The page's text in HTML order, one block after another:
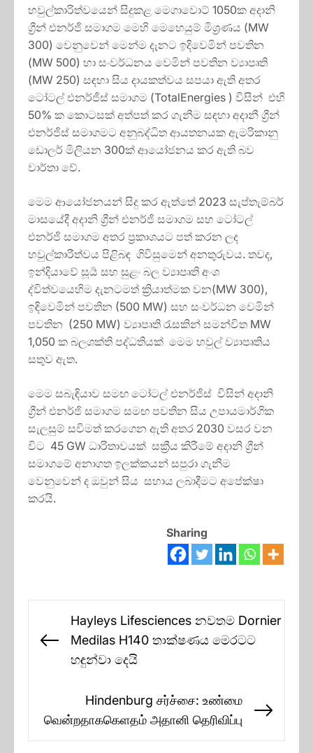
හවුල්කාරිත්වයෙන් සිදුකළ මෙගාවොට් 1050ක අදානි
ග්‍රීන් එනර්ජි සමාගම මෙහි මෙහෙයුම් මිශ්‍රණය (MW
300) වෙනුවෙන් මෙන්ම දැනට ඉදිවෙමින් පවතින
(MW 500) හා සංවර්ධනය වෙමින් පවතින ව්‍යාපෘති
(MW 250) සඳහා සිය දායකත්වය සපයා ඇති අතර
ටෝටල් එනර්ජිස් සමාගම (TotalEnergies ) විසින් එහි
50% ක කොටසක් අත්පත් කර ගැනීම සඳහා අදානී ග්‍රීන්
එනර්ජිස් සමාගමට අනුබද්ධිත ආයතනයක ඇමරිකානු
ඩොලර් මිලියන 300ක් ආයෝජනය කර ඇති බව
වාර්තා වේ.
මෙම ආයෝජනයන් සිදු කර ඇත්තේ 2023 සැප්තැම්බර්
මාසයේදී අදානි ග්‍රීන් එනර්ජි සමාගම සහ ටෝටල්
එනර්ජි සමාගම අතර ප්‍රකාශයට පත් කරන ලද
හවුල්කාරීත්වය පිළිබඳ ගිවිසුමෙන් අනතුරුවය. තවද,
ඉන්දියාවේ සූර්‍ය සහ සුළං බල ව්‍යාපෘති අංශ
ද්විත්වයෙහිම දැනටමත් ක්‍රියාත්මක වන(MW 300),
ඉඳිවෙමින් පවතින (500 MW) සහ සංවර්ධන වෙමින්
පවතින (250 MW) ව්‍යාපෘති රැසකින් සමන්විත MW
1,050 ක බලශක්ති පද්ධතියක් මෙම හවුල් ව්‍යාපෘතිය
සතුව ඇත.
මෙම සබැඳියාව සමඟ ටෝටල් එනර්ජිස් විසින් අදානි
ග්‍රීන් එනර්ජි සමාගම සමඟ පවතින සිය උපායමාර්ගික
සැලසුම් සවිමත් කරගෙන ඇති අතර 2030 වසර වන
විට 45 GW ධාරිතාවයක් සක්‍රීය කිරීමේ අදානි ග්‍රීන්
සමාගමේ අනාගත ඉලක්කයන් සපුරා ගැනීම
වෙනුවෙන් ද ඔවුන් සිය සහාය ලබාදීමට අපේක්ෂා
කරයි.
Sharing
navigation
Previous
Hayleys Lifesciences නවතම Dornier
Medilas H140 තාක්ෂණය මෙරටට
හඳුන්වා දෙයි
Hindenburg சர்ச்சை: உண்மை
வென்றதாககெளதம் அதானி தெரிவிப்பு